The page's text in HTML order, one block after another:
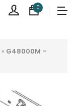
0
» G48000M –